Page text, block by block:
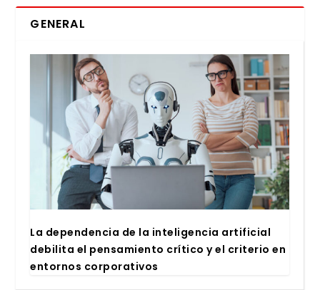
GENERAL
La depen­den­cia de la inte­li­gen­cia arti­fi­cial
debi­li­ta el pen­sa­mien­to crí­ti­co y el cri­te­rio en
entor­nos cor­po­ra­ti­vos